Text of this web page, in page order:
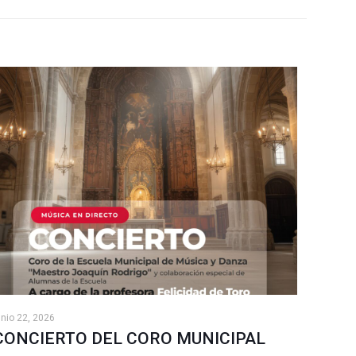
22, 2026
DEL CORO MUNICIPAL